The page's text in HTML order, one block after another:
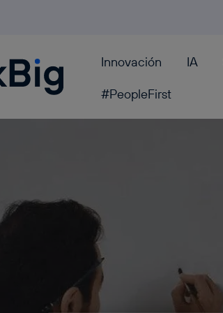
Innovación IA
#PeopleFirst